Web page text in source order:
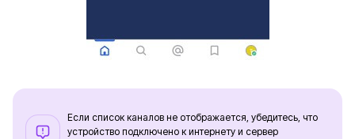
Если список каналов не отображается, убедитесь, что
устройство подключено к интернету и сервер